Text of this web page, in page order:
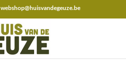
webshop@huisvandegeuze.be